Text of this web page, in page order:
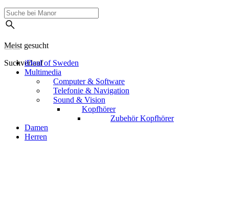
Meist gesucht
SuchverlaufiDeal of Sweden
Multimedia
Computer & Software
Telefonie & Navigation
Sound & Vision
Kopfhörer
Zubehör Kopfhörer
Damen
Herren